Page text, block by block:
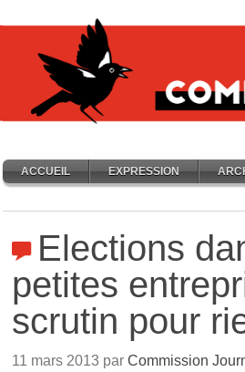
ACCUEIL EXPRESSION
Elections
petites
scrutin pour
11 mars 2013 par Commission